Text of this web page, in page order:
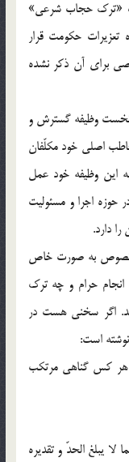
«ترک حجاب شرعی»
حکومت قرار
برای آن ذکر نشده
وظيفه گسترش و
اصلی خود مکلّفان
اين وظيفه خود عمل
حوزه اجرا و مسئوليت
دارد.
نصوص به صورت خاص
حرام و چه ترک
اگر سخنی هست در
است:
هر کس گناهی مرتکب
يبلغ الحدّ و تقديره